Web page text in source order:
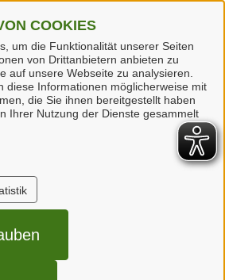
COOKIES
um die Funktionalität unserer Seiten
von Drittanbietern anbieten zu
auf unsere Webseite zu analysieren.
diese Informationen möglicherweise mit
die Sie ihnen bereitgestellt haben
Ihrer Nutzung der Dienste gesammelt